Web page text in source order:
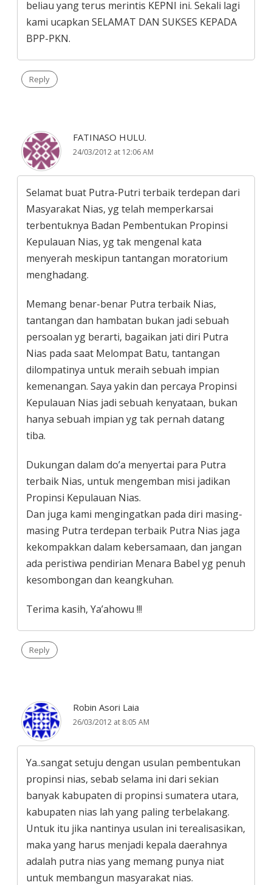
beliau yang terus merintis KEPNI ini. Sekali lagi
kami ucapkan SELAMAT DAN SUKSES KEPADA
BPP-PKN.
Reply
FATINASO HULU.
24/03/2012 at 12:06 AM
Selamat buat Putra-Putri terbaik terdepan dari
Masyarakat Nias, yg telah memperkarsai
terbentuknya Badan Pembentukan Propinsi
Kepulauan Nias, yg tak mengenal kata
menyerah meskipun tantangan moratorium
menghadang.
Memang benar-benar Putra terbaik Nias,
tantangan dan hambatan bukan jadi sebuah
persoalan yg berarti, bagaikan jati diri Putra
Nias pada saat Melompat Batu, tantangan
dilompatinya untuk meraih sebuah impian
kemenangan. Saya yakin dan percaya Propinsi
Kepulauan Nias jadi sebuah kenyataan, bukan
hanya sebuah impian yg tak pernah datang
tiba.
Dukungan dalam do’a menyertai para Putra
terbaik Nias, untuk mengemban misi jadikan
Propinsi Kepulauan Nias.
Dan juga kami mengingatkan pada diri masing-
masing Putra terdepan terbaik Putra Nias jaga
kekompakkan dalam kebersamaan, dan jangan
ada peristiwa pendirian Menara Babel yg penuh
kesombongan dan keangkuhan.
Terima kasih, Ya’ahowu !!!
Reply
Robin Asori Laia
26/03/2012 at 8:05 AM
Ya..sangat setuju dengan usulan pembentukan
propinsi nias, sebab selama ini dari sekian
banyak kabupaten di propinsi sumatera utara,
kabupaten nias lah yang paling terbelakang.
Untuk itu jika nantinya usulan ini terealisasikan,
maka yang harus menjadi kepala daerahnya
adalah putra nias yang memang punya niat
untuk membangun masyarakat nias.